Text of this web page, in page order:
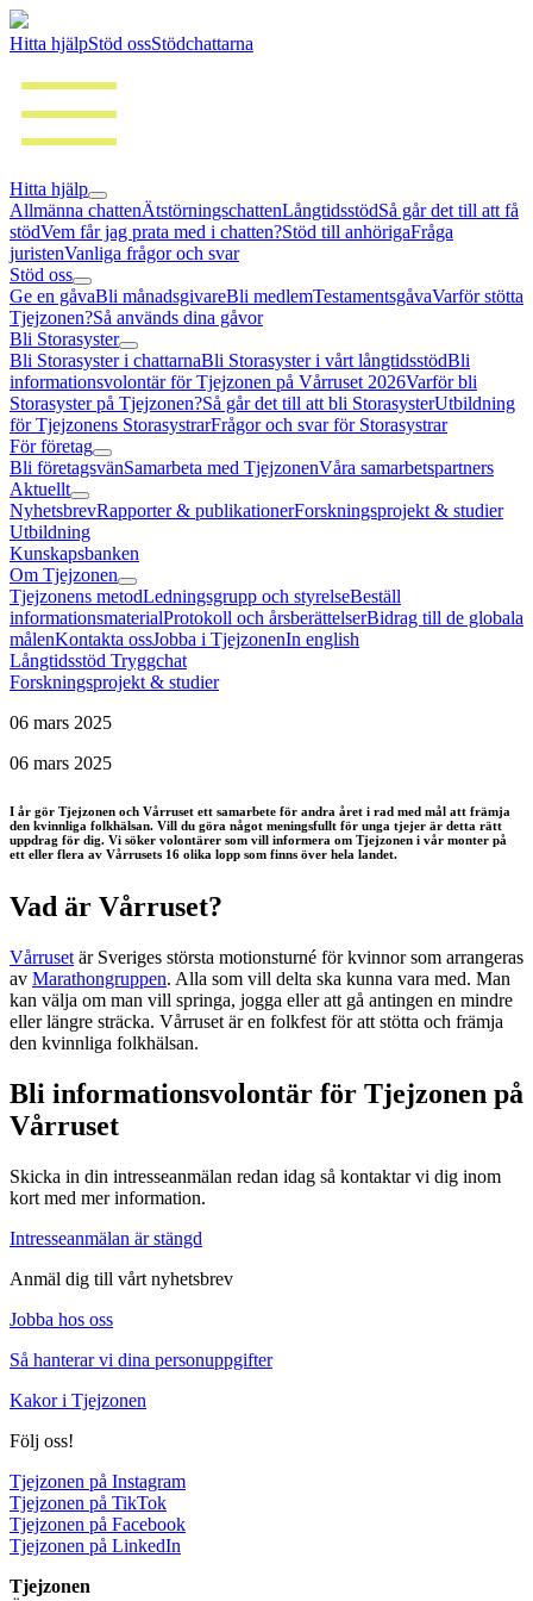
Hitta hjälpStöd ossStödchattarna
Hitta hjälp
Allmänna chattenÄtstörningschattenLångtidsstödSå går det till att få
stödVem får jag prata med i chatten?Stöd till anhörigaFråga
juristenVanliga frågor och svar
Stöd oss
Ge en gåvaBli månadsgivareBli medlemTestamentsgåvaVarför stötta
Tjejzonen?Så används dina gåvor
Bli Storasyster
Bli Storasyster i chattarnaBli Storasyster i vårt långtidsstödBli
informationsvolontär för Tjejzonen på Vårruset 2026Varför bli
Storasyster på Tjejzonen?Så går det till att bli StorasysterUtbildning
för Tjejzonens StorasystrarFrågor och svar för Storasystrar
För företag
Bli företagsvänSamarbeta med TjejzonenVåra samarbetspartners
Aktuellt
NyhetsbrevRapporter & publikationerForskningsprojekt & studier
Utbildning
Kunskapsbanken
Om Tjejzonen
Tjejzonens metodLedningsgrupp och styrelseBeställ
informationsmaterialProtokoll och årsberättelserBidrag till de globala
målenKontakta ossJobba i TjejzonenIn english
Långtidsstöd Tryggchat
Forskningsprojekt & studier
06 ‪mars‬ 2025
06 ‪mars‬ 2025
I år gör Tjejzonen och Vårruset ett samarbete för andra året i rad med mål att främja
den kvinnliga folkhälsan. Vill du göra något meningsfullt för unga tjejer är detta rätt
uppdrag för dig. Vi söker volontärer som vill informera om Tjejzonen i vår monter på
ett eller flera av Vårrusets 16 olika lopp som finns över hela landet.
Vad är Vårruset?
Vårruset är Sveriges största motionsturné för kvinnor som arrangeras
av Marathongruppen. Alla som vill delta ska kunna vara med. Man
kan välja om man vill springa, jogga eller att gå antingen en mindre
eller längre sträcka. Vårruset är en folkfest för att stötta och främja
den kvinnliga folkhälsan.
Bli informationsvolontär för Tjejzonen på
Vårruset
Skicka in din intresseanmälan redan idag så kontaktar vi dig inom
kort med mer information.
Intresseanmälan är stängd
Anmäl dig till vårt nyhetsbrev
Jobba hos oss
Så hanterar vi dina personuppgifter
Kakor i Tjejzonen
Följ oss!
Tjejzonen på Instagram
Tjejzonen på TikTok
Tjejzonen på Facebook
Tjejzonen på LinkedIn
Tjejzonen